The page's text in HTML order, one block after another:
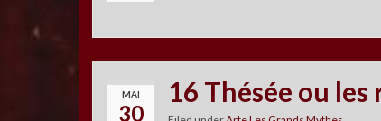
MAI
30
16 Thésée ou les